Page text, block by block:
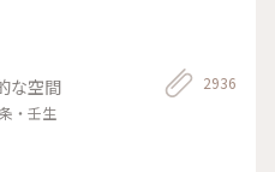
れたようで✨ 奥の中庭前の席が2
年 初めて窓際に座る事ができま
😊🌳 ＊ うめぞのcafe＆galleryは
ぁーと 思う時に足が向いてしま
の好きな京都
な空間
・壬生
2936